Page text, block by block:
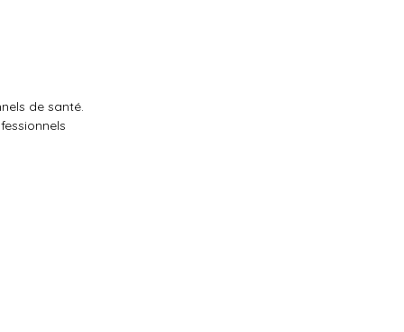
de santé.